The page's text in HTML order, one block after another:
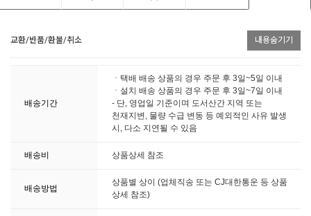
교환/반품/환불/취소 내용숨기기
배송기간
ㆍ택배 배송 상품의 경우 주문 후 3일~5일 이내
ㆍ설치 배송 상품의 경우 주문 후 3일~7일 이내
- 단, 영업일 기준이며 도서산간 지역 또는
천재지변, 물량 수급 변동 등 예외적인 사유 발생
시, 다소 지연될 수 있음
배송비 상품상세 참조
배송방법
상품별 상이 (업체직송 또는 CJ대한통운 등 상품
상세 참조)